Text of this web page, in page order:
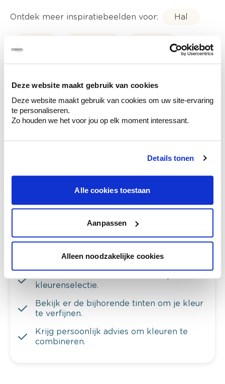
Deze website maakt gebruik van cookies
Deze website maakt gebruik van cookies om uw site-ervaring
te personaliseren.
Zo houden we het voor jou op elk moment interessant.
Details tonen
Alle cookies toestaan
Aanpassen
Alleen noodzakelijke cookies
Ontdek meer inspiratiebeelden voor: Hal
Kleuradvies aan huis
en je meubels.
Krijg ineens een technologische check-up
van je muren.
kleurenselectie.
Bekijk er de bijhorende tinten om je kleur
te verfijnen.
Krijg persoonlijk advies om kleuren te
combineren.